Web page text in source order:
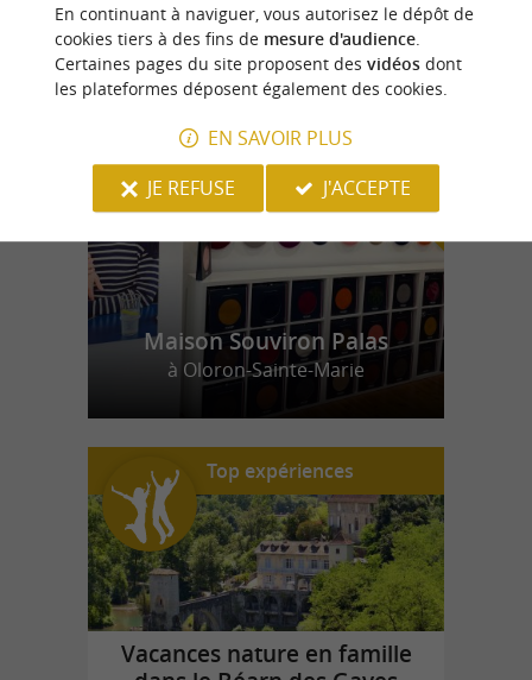
n
o
t
r
e
c
o
u
p
d
e
c
o
e
u
r
Maison Souviron Palas
à Oloron-Sainte-Marie
Top expériences
Vacances nature en famille
En continuant à naviguer, vous autorisez le dépôt de
cookies tiers à des fins de mesure d'audience.
Certaines pages du site proposent des vidéosdont
les plateformes déposent également des cookies.
EN SAVOIR PLUS
JE REFUSE
J'ACCEPTE